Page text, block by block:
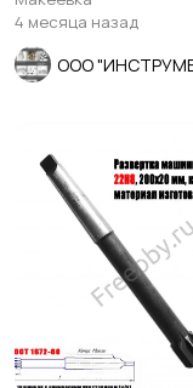
4 месяца назад